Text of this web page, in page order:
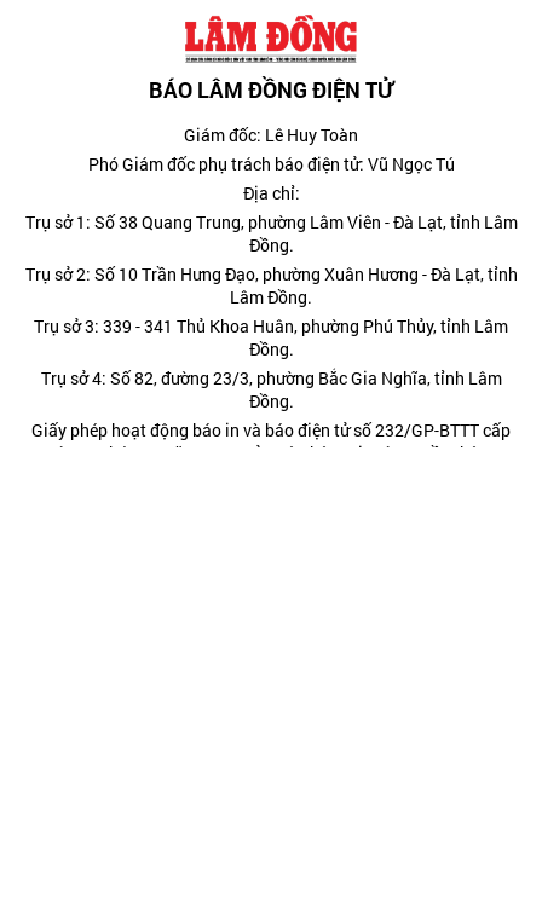
BÁO LÂM ĐỒNG ĐIỆN TỬ
Giám đốc: Lê Huy Toàn
Phó Giám đốc phụ trách báo điện tử: Vũ Ngọc Tú
Địa chỉ:
Trụ sở 1: Số 38 Quang Trung, phường Lâm Viên - Đà Lạt, tỉnh Lâm
Đồng.
Trụ sở 2: Số 10 Trần Hưng Đạo, phường Xuân Hương - Đà Lạt, tỉnh
Lâm Đồng.
Trụ sở 3: 339 - 341 Thủ Khoa Huân, phường Phú Thủy, tỉnh Lâm
Đồng.
Trụ sở 4: Số 82, đường 23/3, phường Bắc Gia Nghĩa, tỉnh Lâm
Đồng.
Giấy phép hoạt động báo in và báo điện tử số 232/GP-BTTT cấp
ngày 29 tháng 8 năm 2024 của Bộ Thông tin và Truyền thông.